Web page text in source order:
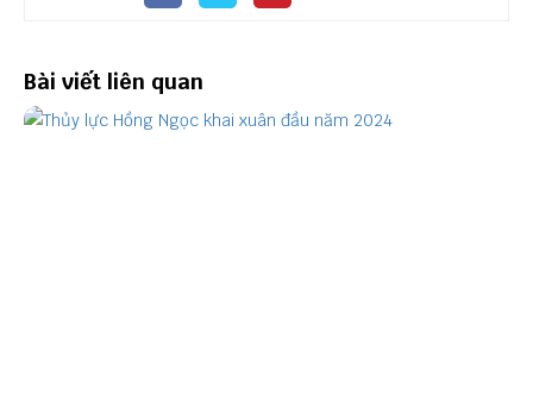
Bài viết liên quan